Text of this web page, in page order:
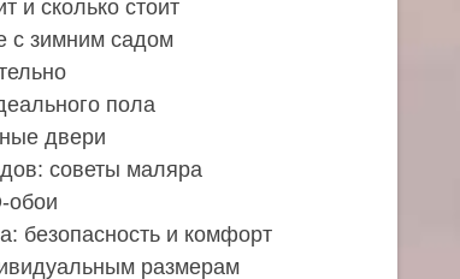
и сколько стоит
с зимним садом
пола
двери
советы маляра
обои
безопасность и комфорт
размерам